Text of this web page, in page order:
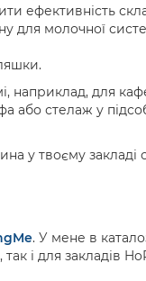
ефективність
для молочної
наприклад, для
або стелаж у
у твоєму закладі
. У мене в
і для закладів